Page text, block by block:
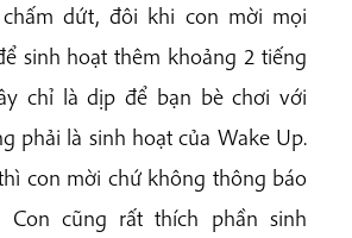
chấm dứt, đôi khi con mời mọi
sinh hoạt thêm khoảng 2 tiếng
chỉ là dịp để bạn bè chơi với
phải là sinh hoạt của Wake Up.
con mời chứ không thông báo
Con cũng rất thích phần sinh